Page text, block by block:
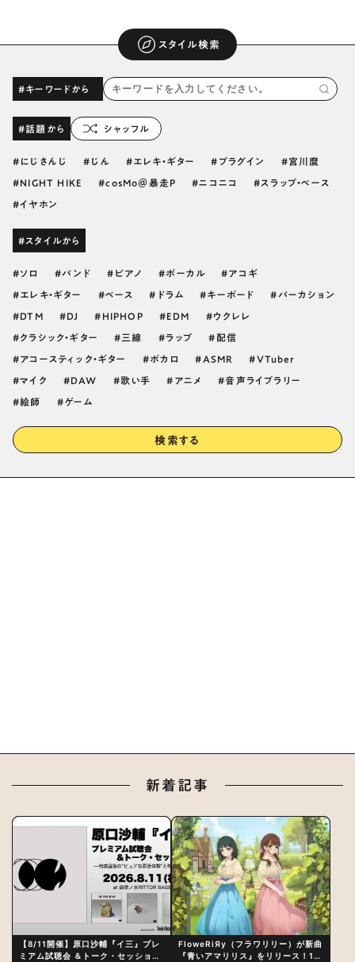
スタイル検索
#キーワードから
#話題から シャッフル
にじさんじ じん エレキ・ギター プラグイン 宮川麿
NIGHT HIKE cosMo＠暴走P ニコニコ スラップ・ベース
イヤホン
#スタイルから
ソロ バンド ピアノ ボーカル アコギ
エレキ・ギター ベース ドラム キーボード パーカション
DTM DJ HIPHOP EDM ウクレレ
クラシック・ギター 三線 ラップ 配信
アコースティック・ギター ボカロ ASMR VTuber
マイク DAW 歌い手 アニメ 音声ライブラリー
絵師 ゲーム
検索する
新着記事
【8/11開催】原口沙輔『イ三』プレ
ミアム試聴会 ＆トーク・セッション
FloweRiЯy（フラワリリー）が新曲
『青いアマリリス』をリリース！1st